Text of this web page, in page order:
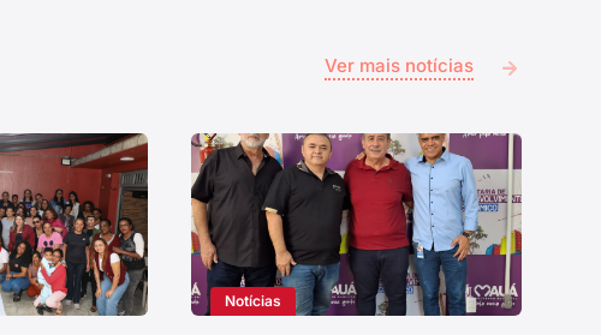
Ver mais notícias
Notícias